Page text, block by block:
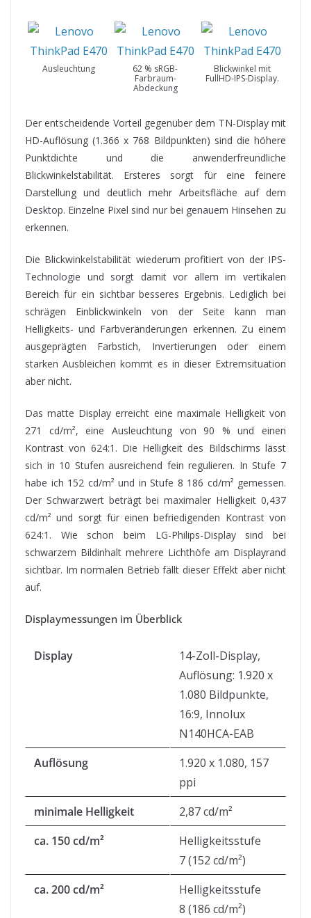
Ausleuchtung
62 % sRGB-
Farbraum-
Abdeckung
Blickwinkel mit
FullHD-IPS-Display.
Der entscheidende Vorteil gegenüber dem TN-Display mit
HD-Auflösung (1.366 x 768 Bildpunkten) sind die höhere
Punktdichte und die anwenderfreundliche
Blickwinkelstabilität. Ersteres sorgt für eine feinere
Darstellung und deutlich mehr Arbeitsfläche auf dem
Desktop. Einzelne Pixel sind nur bei genauem Hinsehen zu
erkennen.
Die Blickwinkelstabilität wiederum profitiert von der IPS-
Technologie und sorgt damit vor allem im vertikalen
Bereich für ein sichtbar besseres Ergebnis. Lediglich bei
schrägen Einblickwinkeln von der Seite kann man
Helligkeits- und Farbveränderungen erkennen. Zu einem
ausgeprägten Farbstich, Invertierungen oder einem
starken Ausbleichen kommt es in dieser Extremsituation
aber nicht.
Das matte Display erreicht eine maximale Helligkeit von
271 cd/m², eine Ausleuchtung von 90 % und einen
Kontrast von 624:1. Die Helligkeit des Bildschirms lässt
sich in 10 Stufen ausreichend fein regulieren. In Stufe 7
habe ich 152 cd/m² und in Stufe 8 186 cd/m² gemessen.
Der Schwarzwert beträgt bei maximaler Helligkeit 0,437
cd/m² und sorgt für einen befriedigenden Kontrast von
624:1. Wie schon beim LG-Philips-Display sind bei
schwarzem Bildinhalt mehrere Lichthöfe am Displayrand
sichtbar. Im normalen Betrieb fällt dieser Effekt aber nicht
auf.
Displaymessungen im Überblick
Display
14-Zoll-Display,
Auflösung: 1.920 x
1.080 Bildpunkte,
16:9, Innolux
N140HCA-EAB
Auflösung
1.920 x 1.080, 157
ppi
minimale Helligkeit
2,87 cd/m²
ca. 150 cd/m²
Helligkeitsstufe
7 (152 cd/m²)
ca. 200 cd/m²
Helligkeitsstufe
8 (186 cd/m²)